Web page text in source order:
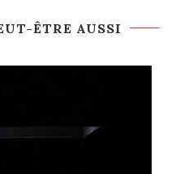
ÊTRE AUSSI